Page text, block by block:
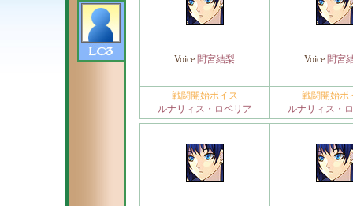
Voice:間宮結梨 Voice:間宮
戦闘開始ボイス
ルナリィス・ロベリア
戦闘開始ボ
ルナリィス・